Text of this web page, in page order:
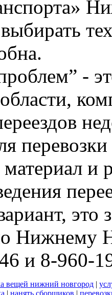
проблем” -
и
это
Нижнему
и 8-960-
вещей нижний новгород |